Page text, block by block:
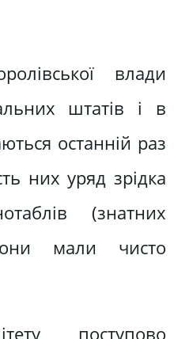
влади
штатів і в
останній раз
них уряд зрідка
(знатних
мали чисто
поступово